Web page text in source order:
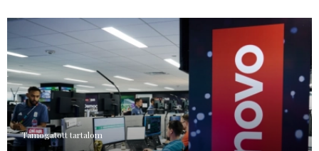
Támogatott tartalom